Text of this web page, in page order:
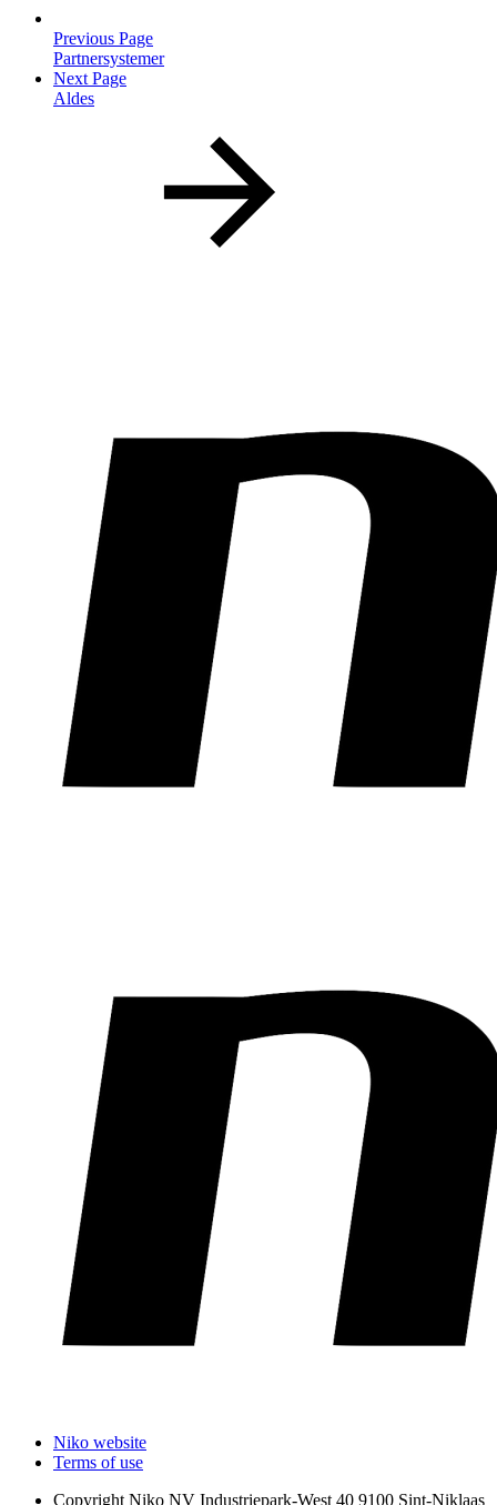
Previous Page
Partnersystemer
Next Page
Aldes
Niko website
Terms of use
Copyright Niko NV Industriepark-West 40 9100 Sint-Niklaas